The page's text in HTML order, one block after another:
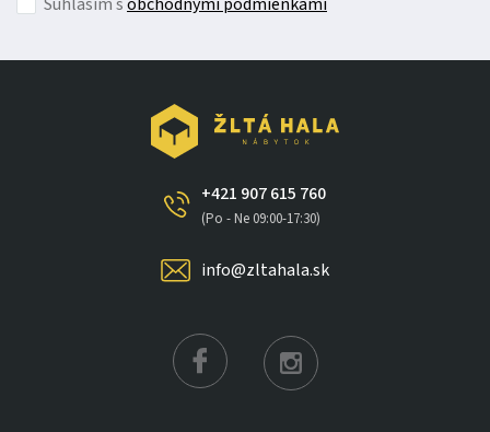
+421 907 615 760
(Po - Ne 09:00-17:30)
info@zltahala.sk